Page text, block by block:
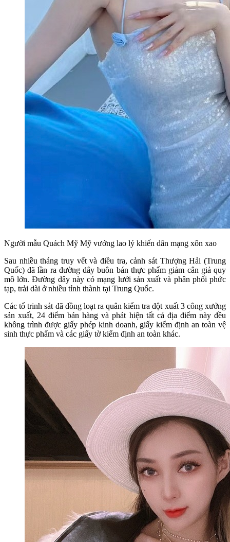
Người mẫu Quách Mỹ Mỹ vướng lao lý khiến dân mạng xôn xao
Sau nhiều tháng truy vết và điều tra, cảnh sát Thượng Hải (Trung
Quốc) đã lần ra đường dây buôn bán thực phẩm giảm cân giả quy
mô lớn. Đường dây này có mạng lưới sản xuất và phân phối phức
tạp, trải dài ở nhiều tỉnh thành tại Trung Quốc.
Các tổ trinh sát đã đồng loạt ra quân kiểm tra đột xuất 3 công xưởng
sản xuất, 24 điểm bán hàng và phát hiện tất cả địa điểm này đều
không trình được giấy phép kinh doanh, giấy kiểm định an toàn vệ
sinh thực phẩm và các giấy tờ kiểm định an toàn khác.